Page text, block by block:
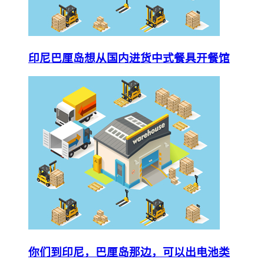
印尼巴厘岛想从国内进货中式餐具开餐馆
你们到印尼，巴厘岛那边，可以出电池类